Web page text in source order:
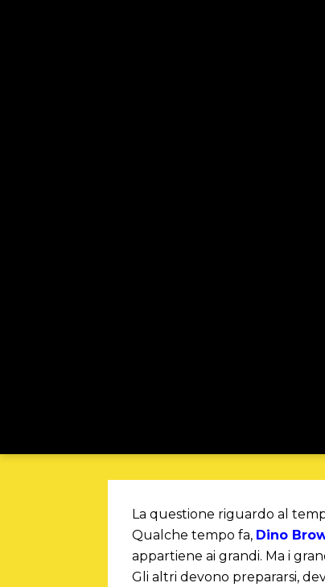
La questione riguardo al
Qualche tempo fa, Dino
appartiene ai grandi. Ma i
Gli altri devono prepararsi,